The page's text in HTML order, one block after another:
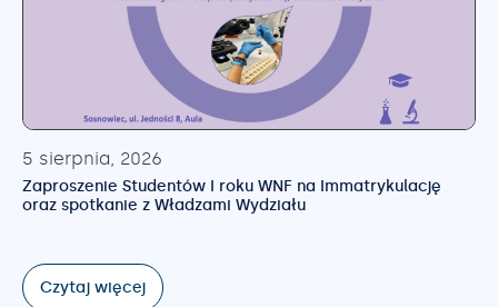
5 sierpnia, 2026
Zaproszenie Studentów I roku WNF na Immatrykulację
oraz spotkanie z Władzami Wydziału
Czytaj więcej